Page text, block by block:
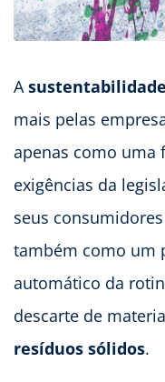
Asustentabilidade
mais pelas
apenas como uma
exigências da
seus
também como um
automático da
descarte de
resíduos sólidos.